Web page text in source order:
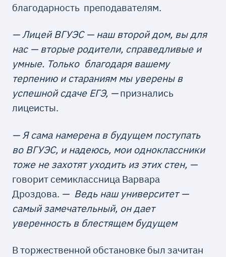
благодарность преподавателям.
— Лицей ВГУЭС — наш второй дом, вы для
нас — вторые родители, справедливые и
умные. Только благодаря вашему
терпению и стараниям мы уверены в
успешной сдаче ЕГЭ, —признались
лицеисты.
— Я сама намерена в будущем поступать
во ВГУЭС, и надеюсь, мои одноклассники
тоже не захотят уходить из этих стен, —
говорит семиклассница Варвара
Дроздова. — Ведь наш университет —
самый замечательный, он дает
уверенность в блестящем будущем
В торжественной обстановке был зачитан